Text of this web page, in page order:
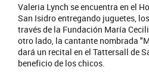
Valeria Lynch se encuentra en el
San Isidro entregando juguetes,
través de la Fundación María
otro lado, la cantante nombrada
dará un recital en el Tattersall de
beneficio de los chicos.